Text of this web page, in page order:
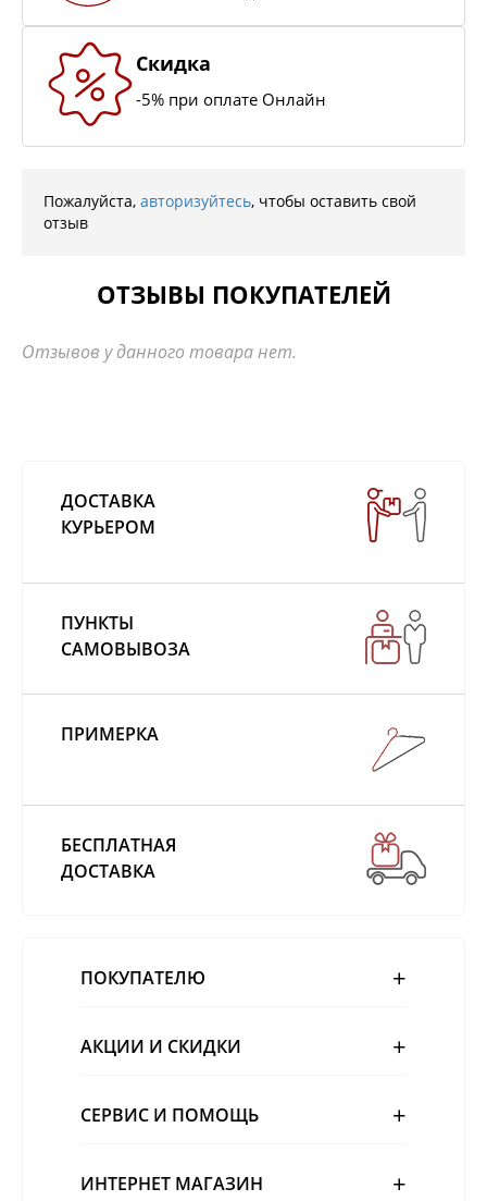
Скидка
-5% при оплате Онлайн
Пожалуйста, авторизуйтесь, чтобы оставить свой
отзыв
ОТЗЫВЫ ПОКУПАТЕЛЕЙ
Отзывов у данного товара нет.
ДОСТАВКА
КУРЬЕРОМ
ПУНКТЫ
САМОВЫВОЗА
ПРИМЕРКА
БЕСПЛАТНАЯ
ДОСТАВКА
ПОКУПАТЕЛЮ
АКЦИИ И СКИДКИ
СЕРВИС И ПОМОЩЬ
ИНТЕРНЕТ МАГАЗИН